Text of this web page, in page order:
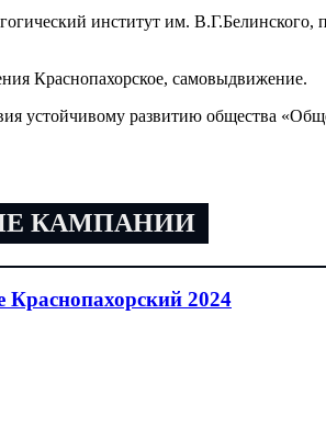
институт им. В.Г.Белинского,
Краснопахорское, самовыдвижение.
устойчивому развитию общества
КАМПАНИИ
2024